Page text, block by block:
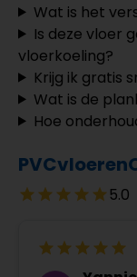
Wat is het
Is deze vloer
vloerkoeling?
Krijg ik gratis
Wat is de
Hoe
5.0